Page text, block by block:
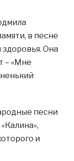
в песне
Она
– «Мне
песни
и